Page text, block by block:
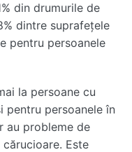
din drumurile de
dintre suprafețele
pentru persoanele
la persoane cu
pentru persoanele în
au probleme de
Este